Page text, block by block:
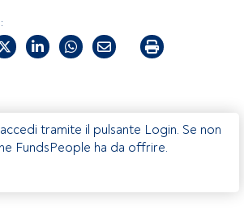
tramite il pulsante Login. Se non
FundsPeople ha da offrire.